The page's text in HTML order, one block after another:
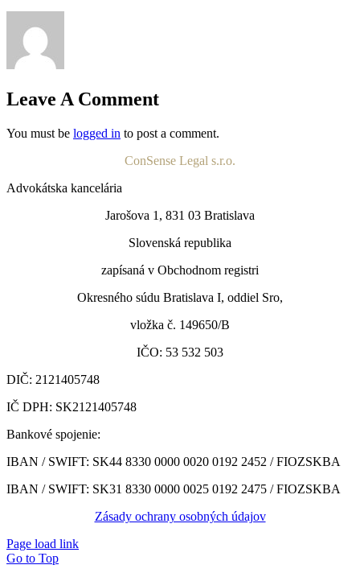
Leave A Comment
You must be logged in to post a comment.
ConSense Legal s.r.o.
Advokátska kancelária
Jarošova 1, 831 03 Bratislava
Slovenská republika
zapísaná v Obchodnom registri
Okresného súdu Bratislava I, oddiel Sro,
vložka č. 149650/B
IČO: 53 532 503
DIČ: 2121405748
IČ DPH: SK2121405748
Bankové spojenie:
IBAN / SWIFT: SK44 8330 0000 0020 0192 2452 /FIOZSKBA
IBAN / SWIFT: SK31 8330 0000 0025 0192 2475 / FIOZSKBA
Zásady ochrany osobných údajov
Page load link
Go to Top